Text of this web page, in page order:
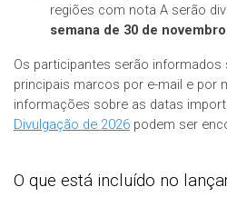
regiões com nota A serão
semana de 30 de
Os participantes serão
principais marcos por e-mail e por
informações sobre as datas
Divulgação de 2026 podem ser
O que está incluído no